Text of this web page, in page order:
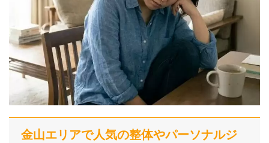
金山エリアで人気の整体やパーソナルジ